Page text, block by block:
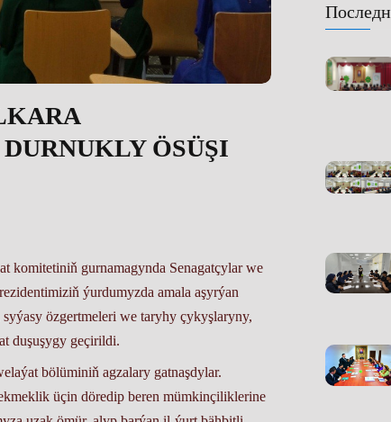
ÖSÜŞI
gurnamagynda Senagatçylar we
ýurdumyzda amala aşyrýan
özgertmeleri we taryhy çykyşlaryny,
duşuşygy geçirildi.
bölüminiň agzalary gatnaşdylar.
üçin döredip beren mümkinçiliklerine